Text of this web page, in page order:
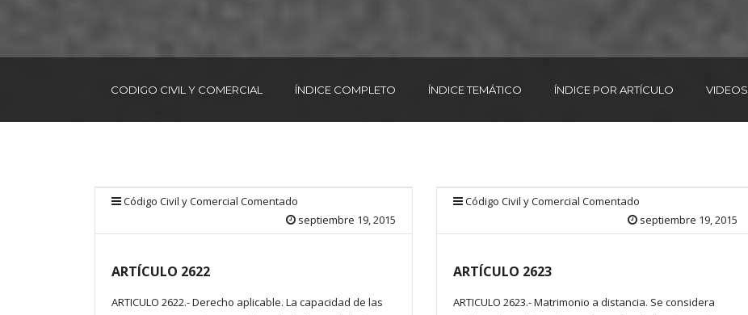
CODIGO CIVIL Y COMERCIAL ÍNDICE COMPLETO ÍNDICE TEMÁTICO ÍNDICE POR ARTÍCULO VIDEOS
Código Civil y Comercial Comentado
septiembre 19, 2015
ARTÍCULO 2622
ARTICULO 2622.- Derecho aplicable. La capacidad de las
Código Civil y Comercial Comentado
septiembre 19, 2015
ARTÍCULO 2623
ARTICULO 2623.- Matrimonio a distancia. Se considera